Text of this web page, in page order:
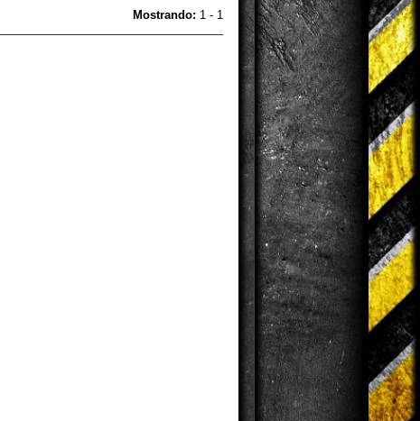
Mostrando: 1 - 1